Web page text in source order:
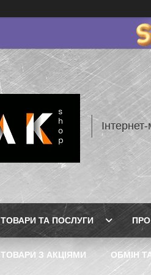
ТОВАРИ ТА ПОСЛУГИ
ТОВАРИ З АКЦІЯМИ ОБМІН